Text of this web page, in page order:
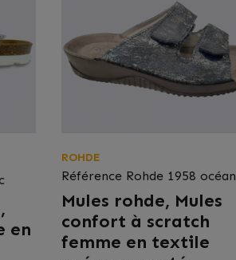
en
ROHDE
Référence Rohde 1958 océan
Mules rohde, Mules
confort à scratch
femme en textile